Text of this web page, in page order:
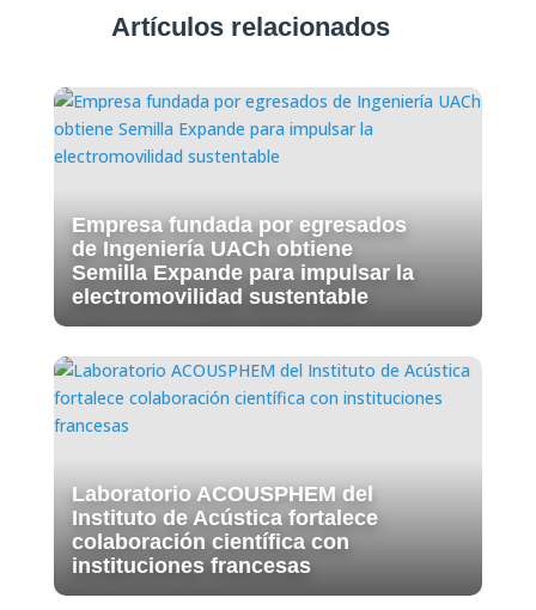
Artículos relacionados
Empresa fundada por egresados
de Ingeniería UACh obtiene
Semilla Expande para impulsar la
electromovilidad sustentable
Laboratorio ACOUSPHEM del
Instituto de Acústica fortalece
colaboración científica con
instituciones francesas